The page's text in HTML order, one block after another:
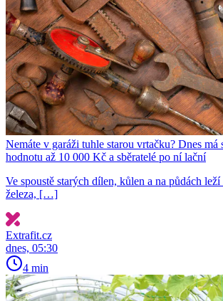
Nemáte v garáži tuhle starou vrtačku? Dnes má
hodnotu až 10 000 Kč a sběratelé po ní lační
Ve spoustě starých dílen, kůlen a na půdách
železa, […]
Extrafit.cz
dnes, 05:30
4 min